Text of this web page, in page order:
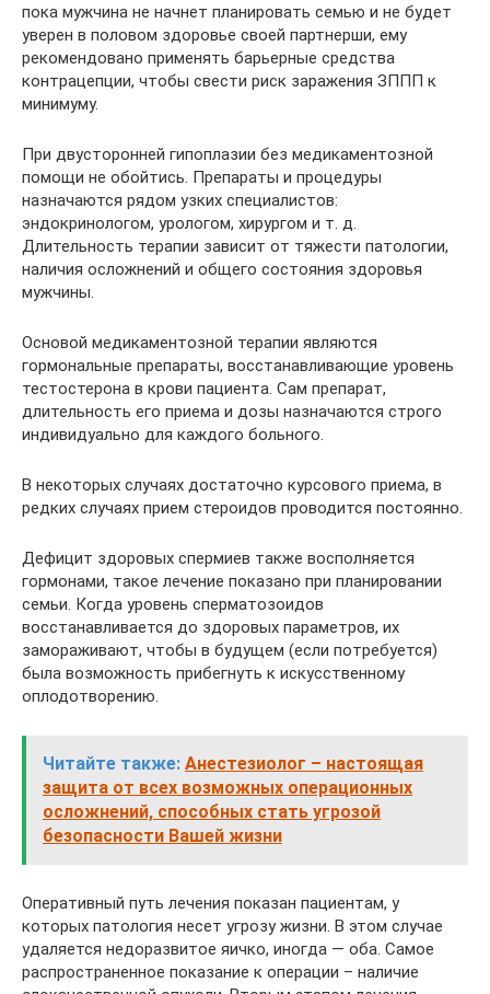
пока мужчина не начнет планировать семью и не будет
уверен в половом здоровье своей партнерши, ему
рекомендовано применять барьерные средства
контрацепции, чтобы свести риск заражения ЗППП к
минимуму.
При двусторонней гипоплазии без медикаментозной
помощи не обойтись. Препараты и процедуры
назначаются рядом узких специалистов:
эндокринологом, урологом, хирургом и т. д.
Длительность терапии зависит от тяжести патологии,
наличия осложнений и общего состояния здоровья
мужчины.
Основой медикаментозной терапии являются
гормональные препараты, восстанавливающие уровень
тестостерона в крови пациента. Сам препарат,
длительность его приема и дозы назначаются строго
индивидуально для каждого больного.
В некоторых случаях достаточно курсового приема, в
редких случаях прием стероидов проводится постоянно.
Дефицит здоровых спермиев также восполняется
гормонами, такое лечение показано при планировании
семьи. Когда уровень сперматозоидов
восстанавливается до здоровых параметров, их
замораживают, чтобы в будущем (если потребуется)
была возможность прибегнуть к искусственному
оплодотворению.
Читайте также: Анестезиолог – настоящая
защита от всех возможных операционных
осложнений, способных стать угрозой
безопасности Вашей жизни
Оперативный путь лечения показан пациентам, у
которых патология несет угрозу жизни. В этом случае
удаляется недоразвитое яичко, иногда — оба. Самое
распространенное показание к операции – наличие